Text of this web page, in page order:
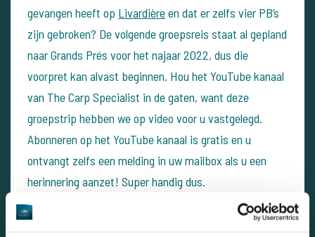
gevangen heeft op Livardièreen dat er zelfs vier PB’s
zijn gebroken? De volgende groepsreis staat al gepland
naar Grands Prés voor het najaar 2022, dus die
voorpret kan alvast beginnen. Hou het YouTube kanaal
van The Carp Specialist in de gaten, want deze
groepstrip hebben we op video voor u vastgelegd.
Abonneren op het YouTube kanaal is gratis en u
ontvangt zelfs een melding in uw mailbox als u een
herinnering aanzet! Super handig dus.